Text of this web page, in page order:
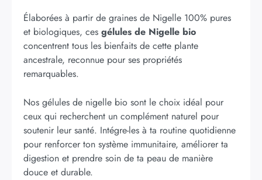
Élaborées à partir de graines de Nigelle 100% pures
et biologiques, ces gélules de Nigelle bio
concentrent tous les bienfaits de cette plante
ancestrale, reconnue pour ses propriétés
remarquables.
Nos gélules de nigelle bio sont le choix idéal pour
ceux qui recherchent un complément naturel pour
soutenir leur santé. Intégre-les à ta routine quotidienne
pour renforcer ton système immunitaire, améliorer ta
digestion et prendre soin de ta peau de manière
douce et durable.